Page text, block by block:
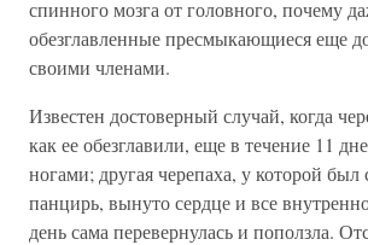
спинного мозга от головного, почему
обезглавленные пресмыкающиеся еще
своими членами.
Известен достоверный случай, когда
как ее обезглавили, еще в течение 11
ногами; другая черепаха, у которой
панцирь, вынуто сердце и все
день сама перевернулась и поползла.